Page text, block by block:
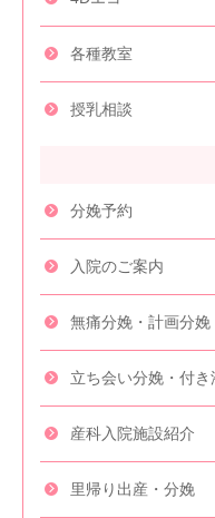
各種教室
授乳相談
分娩予約
入院のご案内
無痛分娩・ 計画分娩
立ち会い分娩・ 付き
産科入院施設紹介
里帰り出産・分娩